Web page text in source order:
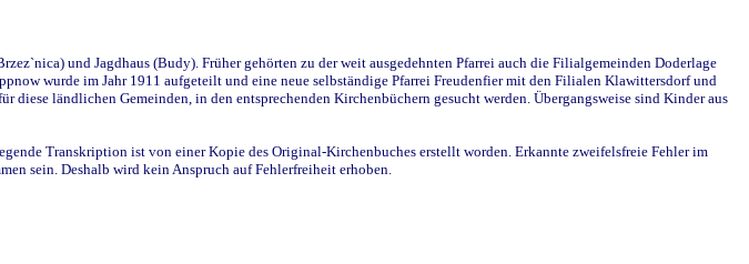
und Jagdhaus (Budy). Früher gehörten zu der weit ausgedehnten Pfarrei auch die Filialgemeinden Doderlage
wurde im Jahr 1911 aufgeteilt und eine neue selbständige Pfarrei Freudenfier mit den Filialen Klawittersdorf und
ländlichen Gemeinden, in den entsprechenden Kirchenbüchern gesucht werden. Übergangsweise sind Kinder aus
Transkription ist von einer Kopie des Original-Kirchenbuches erstellt worden. Erkannte zweifelsfreie Fehler im
sein. Deshalb wird kein Anspruch auf Fehlerfreiheit erhoben.